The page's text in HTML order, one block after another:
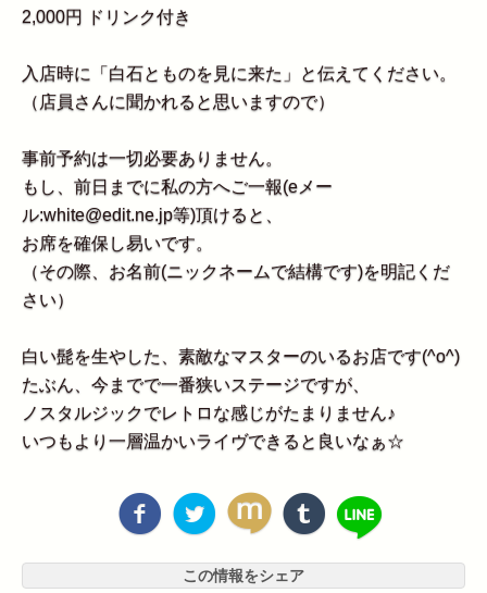
2,000円 ドリンク付き
入店時に「白石とものを見に来た」と伝えてください。
（店員さんに聞かれると思いますので）
事前予約は一切必要ありません。
もし、前日までに私の方へご一報(eメー
ル:white@edit.ne.jp等)頂けると、
お席を確保し易いです。
（その際、お名前(ニックネームで結構です)を明記くだ
さい）
白い髭を生やした、素敵なマスターのいるお店です(^o^)
たぶん、今までで一番狭いステージですが、
ノスタルジックでレトロな感じがたまりません♪
いつもより一層温かいライヴできると良いなぁ☆
この情報をシェア